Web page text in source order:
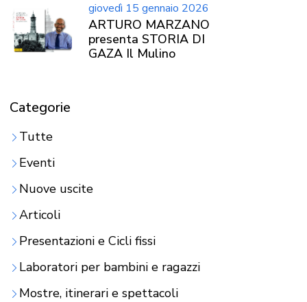
giovedì 15 gennaio 2026
ARTURO MARZANO
presenta STORIA DI
GAZA Il Mulino
Categorie
Tutte
Eventi
Nuove uscite
Articoli
Presentazioni e Cicli fissi
Laboratori per bambini e ragazzi
Mostre, itinerari e spettacoli